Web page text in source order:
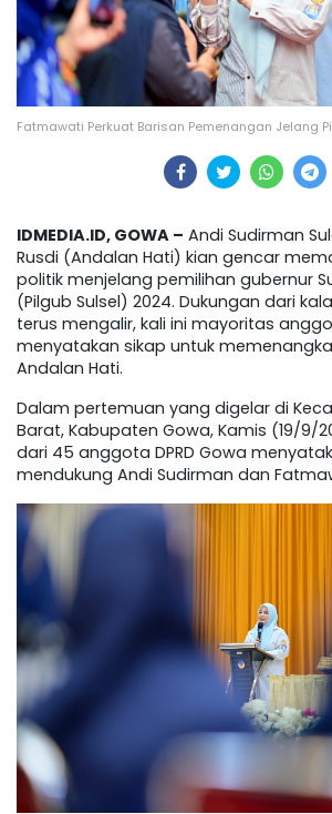
Fatmawati Perkuat Barisan Pemenangan Jelang
IDMEDIA.ID, GOWA – Andi Sudirman
Rusdi (Andalan Hati) kian gencar
politik menjelang pemilihan gubernur
(Pilgub Sulsel) 2024. Dukungan dari
terus mengalir, kali ini mayoritas
menyatakan sikap untuk
Andalan Hati.
Dalam pertemuan yang digelar di
Barat, Kabupaten Gowa, Kamis (19/9/
dari 45 anggota DPRD Gowa
mendukung Andi Sudirman dan